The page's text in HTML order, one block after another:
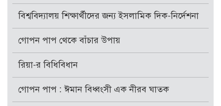
বিশ্ববিদ্যালয় শিক্ষার্থীদের জন্য ইসলামিক দিক-নির্দেশনা
গোপন পাপ থেকে বাঁচার উপায়
রিয়া-র বিধিবিধান
গোপন পাপ : ঈমান বিধ্বংসী এক নীরব ঘাতক